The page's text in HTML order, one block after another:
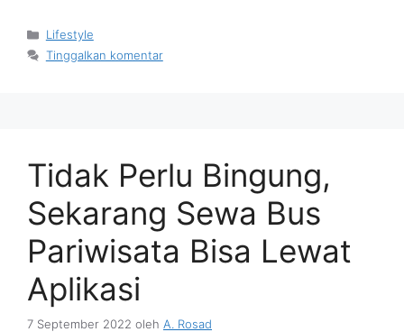
Kategori
Lifestyle
Tinggalkan komentar
Tidak Perlu Bingung,
Sekarang Sewa Bus
Pariwisata Bisa Lewat
Aplikasi
7 September 2022 oleh A. Rosad